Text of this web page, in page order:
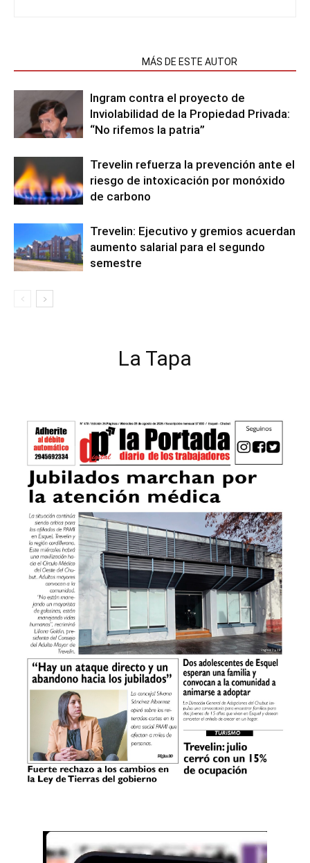
MÁS DE ESTE AUTOR
Ingram contra el proyecto de
Inviolabilidad de la Propiedad Privada:
“No rifemos la patria”
Trevelin refuerza la prevención ante el
riesgo de intoxicación por monóxido
de carbono
Trevelin: Ejecutivo y gremios acuerdan
aumento salarial para el segundo
semestre
La Tapa